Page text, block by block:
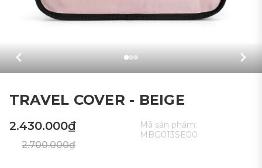
TRAVEL COVER - BEIGE
2.430.000₫
2.700.000₫
Mã sản phẩm:
MBG013SE00